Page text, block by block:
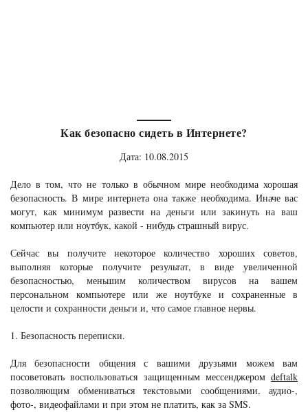
Как безопасно сидеть в Интернете?
Дата: 10.08.2015
Дело в том, что не только в обычном мире необходима хорошая
безопасность. В мире интернета она также необходима. Иначе вас
могут, как минимум развести на деньги или закинуть на ваш
компьютер или ноутбук, какой - нибудь страшный вирус.
Сейчас вы получите некоторое количество хороших советов,
выполняя которые получите результат, в виде увеличенной
безопасностью, меньшим количеством вирусов на вашем
персональном компьютере или же ноутбуке и сохраненные в
целости и сохранности деньги и, что самое главное нервы.
1. Безопасность переписки.
Для безопасности общения с вашими друзьями можем вам
посоветовать воспользоваться защищенным мессенджером deftalk
позволяющим обмениваться текстовыми сообщениями, аудио-,
фото-, видеофайлами и при этом не платить, как за SMS.